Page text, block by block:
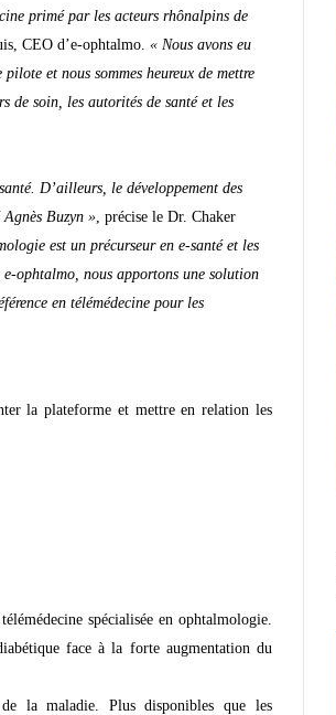
primé par les acteurs rhônalpins de
CEO d’e-ophtalmo. « Nous avons eu
et nous sommes heureux de mettre
de soin, les autorités de santé et les
D’ailleurs, le développement des
Buzyn » , précise le Dr. Chaker
est un précurseur en e-santé et les
ophtalmo, nous apportons une solution
en télémédecine pour les
la plateforme et mettre en relation les
spécialisée en ophtalmologie.
face à la forte augmentation du
la maladie. Plus disponibles que les